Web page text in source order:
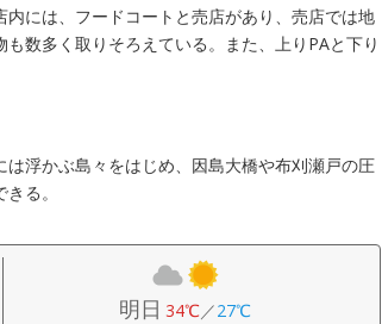
には、フードコートと売店があり、売店では地
数多く取りそろえている。また、上りPAと下り
浮かぶ島々をはじめ、因島大橋や布刈瀬戸の圧
る。
明日 34℃／27℃